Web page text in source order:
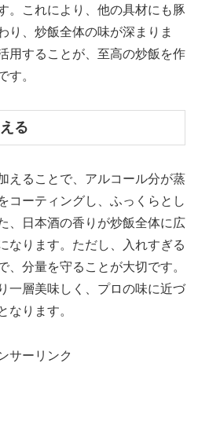
。これにより、他の具材にも豚
り、炒飯全体の味が深まりま
用することが、至高の炒飯を作
す。
る
えることで、アルコール分が蒸
コーティングし、ふっくらとし
、日本酒の香りが炒飯全体に広
なります。ただし、入れすぎる
、分量を守ることが大切です。
一層美味しく、プロの味に近づ
なります。
サーリンク